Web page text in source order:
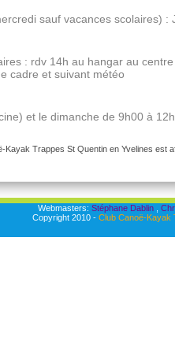
sauf vacances scolaires)
: rdv 14h au hangar au
cadre et suivant météo
et le dimanche de 9h00 à
Kayak Trappes St Quentin en Yvelines est
Webmasters: Stéphane Dablin,
Copyright 2010 - Club Canoë-Kayak